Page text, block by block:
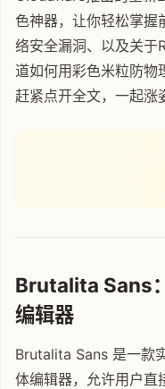
色神器，让你轻松掌握
络安全漏洞、以及关于
道如何用彩色米粒防物
赶紧点开全文，一起涨
Brutalita Sans
编辑器
Brutalita Sans 是一款
体编辑器，允许用户直